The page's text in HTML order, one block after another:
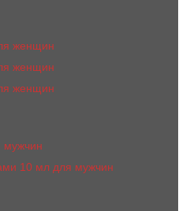
женщин
женщин
женщин
10 мл для мужчин